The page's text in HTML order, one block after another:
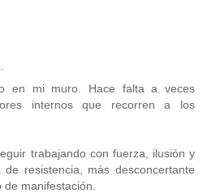
en mi muro. Hace falta a veces
internos que recorren a los
trabajando con fuerza, ilusión y
resistencia, más desconcertante
manifestación.